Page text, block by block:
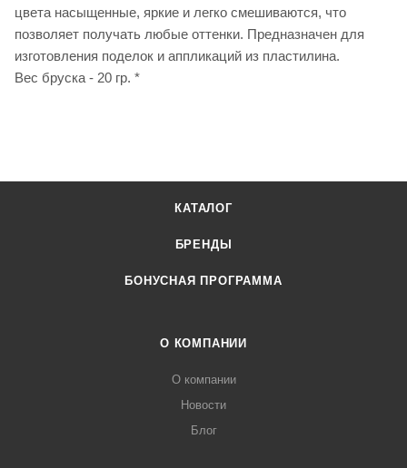
цвета насыщенные, яркие и легко смешиваются, что
позволяет получать любые оттенки. Предназначен для
изготовления поделок и аппликаций из пластилина.
Вес бруска - 20 гр. *
КАТАЛОГ
БРЕНДЫ
БОНУСНАЯ ПРОГРАММА
О КОМПАНИИ
О компании
Новости
Блог